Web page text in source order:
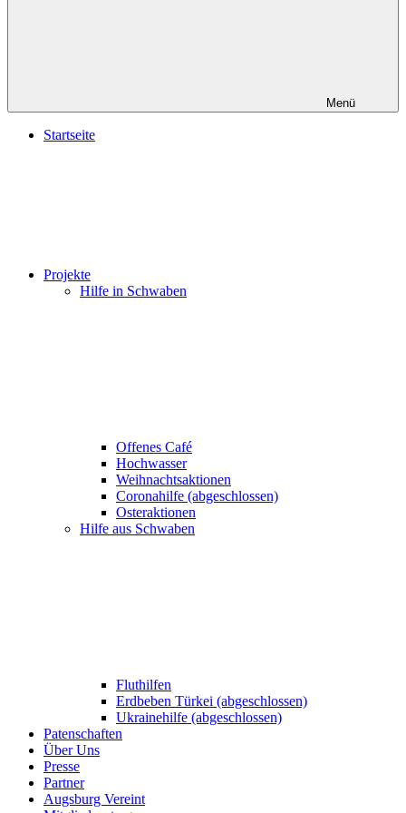
Menü
Startseite
Projekte
Hilfe in Schwaben
Offenes Café
Hochwasser
Weihnachtsaktionen
Coronahilfe (abgeschlossen)
Osteraktionen
Hilfe aus Schwaben
Fluthilfen
Erdbeben Türkei (abgeschlossen)
Ukrainehilfe (abgeschlossen)
Patenschaften
Über Uns
Presse
Partner
Augsburg Vereint